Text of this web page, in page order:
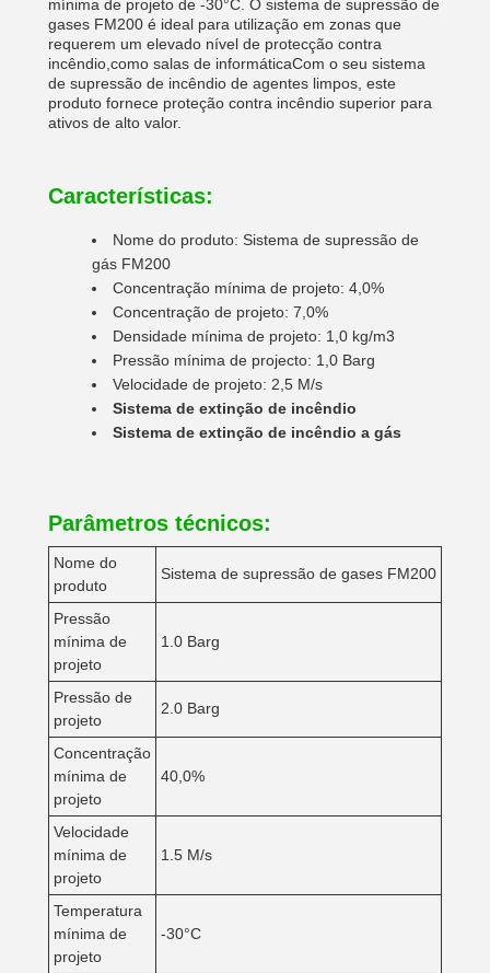
mínima de projeto de -30°C. O sistema de supressão de
gases FM200 é ideal para utilização em zonas que
requerem um elevado nível de protecção contra
incêndio,como salas de informáticaCom o seu sistema
de supressão de incêndio de agentes limpos, este
produto fornece proteção contra incêndio superior para
ativos de alto valor.
Características:
Nome do produto: Sistema de supressão de
gás FM200
Concentração mínima de projeto: 4,0%
Concentração de projeto: 7,0%
Densidade mínima de projeto: 1,0 kg/m3
Pressão mínima de projecto: 1,0 Barg
Velocidade de projeto: 2,5 M/s
Sistema de extinção de incêndio
Sistema de extinção de incêndio a gás
Parâmetros técnicos:
Nome do
produto
Sistema de supressão de gases FM200
Pressão
mínima de
projeto
1.0 Barg
Pressão de
projeto
2.0 Barg
Concentração
mínima de
projeto
40,0%
Velocidade
mínima de
projeto
1.5 M/s
Temperatura
mínima de
projeto
-30°C